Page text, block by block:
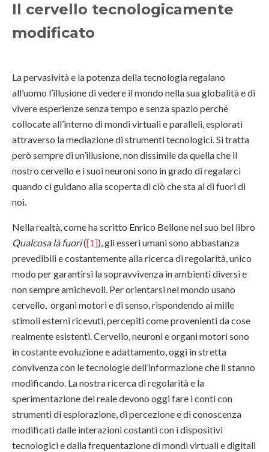
Il cervello tecnologicamente
modificato
La pervasività e la potenza della tecnologia regalano
all’uomo l’illusione di vedere il mondo nella sua globalità e di
vivere esperienze senza tempo e senza spazio perché
collocate all’interno di mondi virtuali e paralleli, esplorati
attraverso la mediazione di strumenti tecnologici. Si tratta
però sempre di un’illusione, non dissimile da quella che il
nostro cervello e i suoi neuroni sono in grado di regalarci
quando ci guidano alla scoperta di ciò che sta al di fuori di
noi.
Nella realtà, come ha scritto Enrico Bellone nel suo bel libro
Qualcosa là fuori([1]), gli esseri umani sono abbastanza
prevedibili e costantemente alla ricerca di regolarità, unico
modo per garantirsi la sopravvivenza in ambienti diversi e
non sempre amichevoli. Per orientarsi nel mondo usano
cervello, organi motori e di senso, rispondendo ai mille
stimoli esterni ricevuti, percepiti come provenienti da cose
realmente esistenti. Cervello, neuroni e organi motori sono
in costante evoluzione e adattamento, oggi in stretta
convivenza con le tecnologie dell’informazione che li stanno
modificando. La nostra ricerca di regolarità e la
sperimentazione del reale devono oggi fare i conti con
strumenti di esplorazione, di percezione e di conoscenza
modificati dalle interazioni costanti con i dispositivi
tecnologici e dalla frequentazione di mondi virtuali e digitali